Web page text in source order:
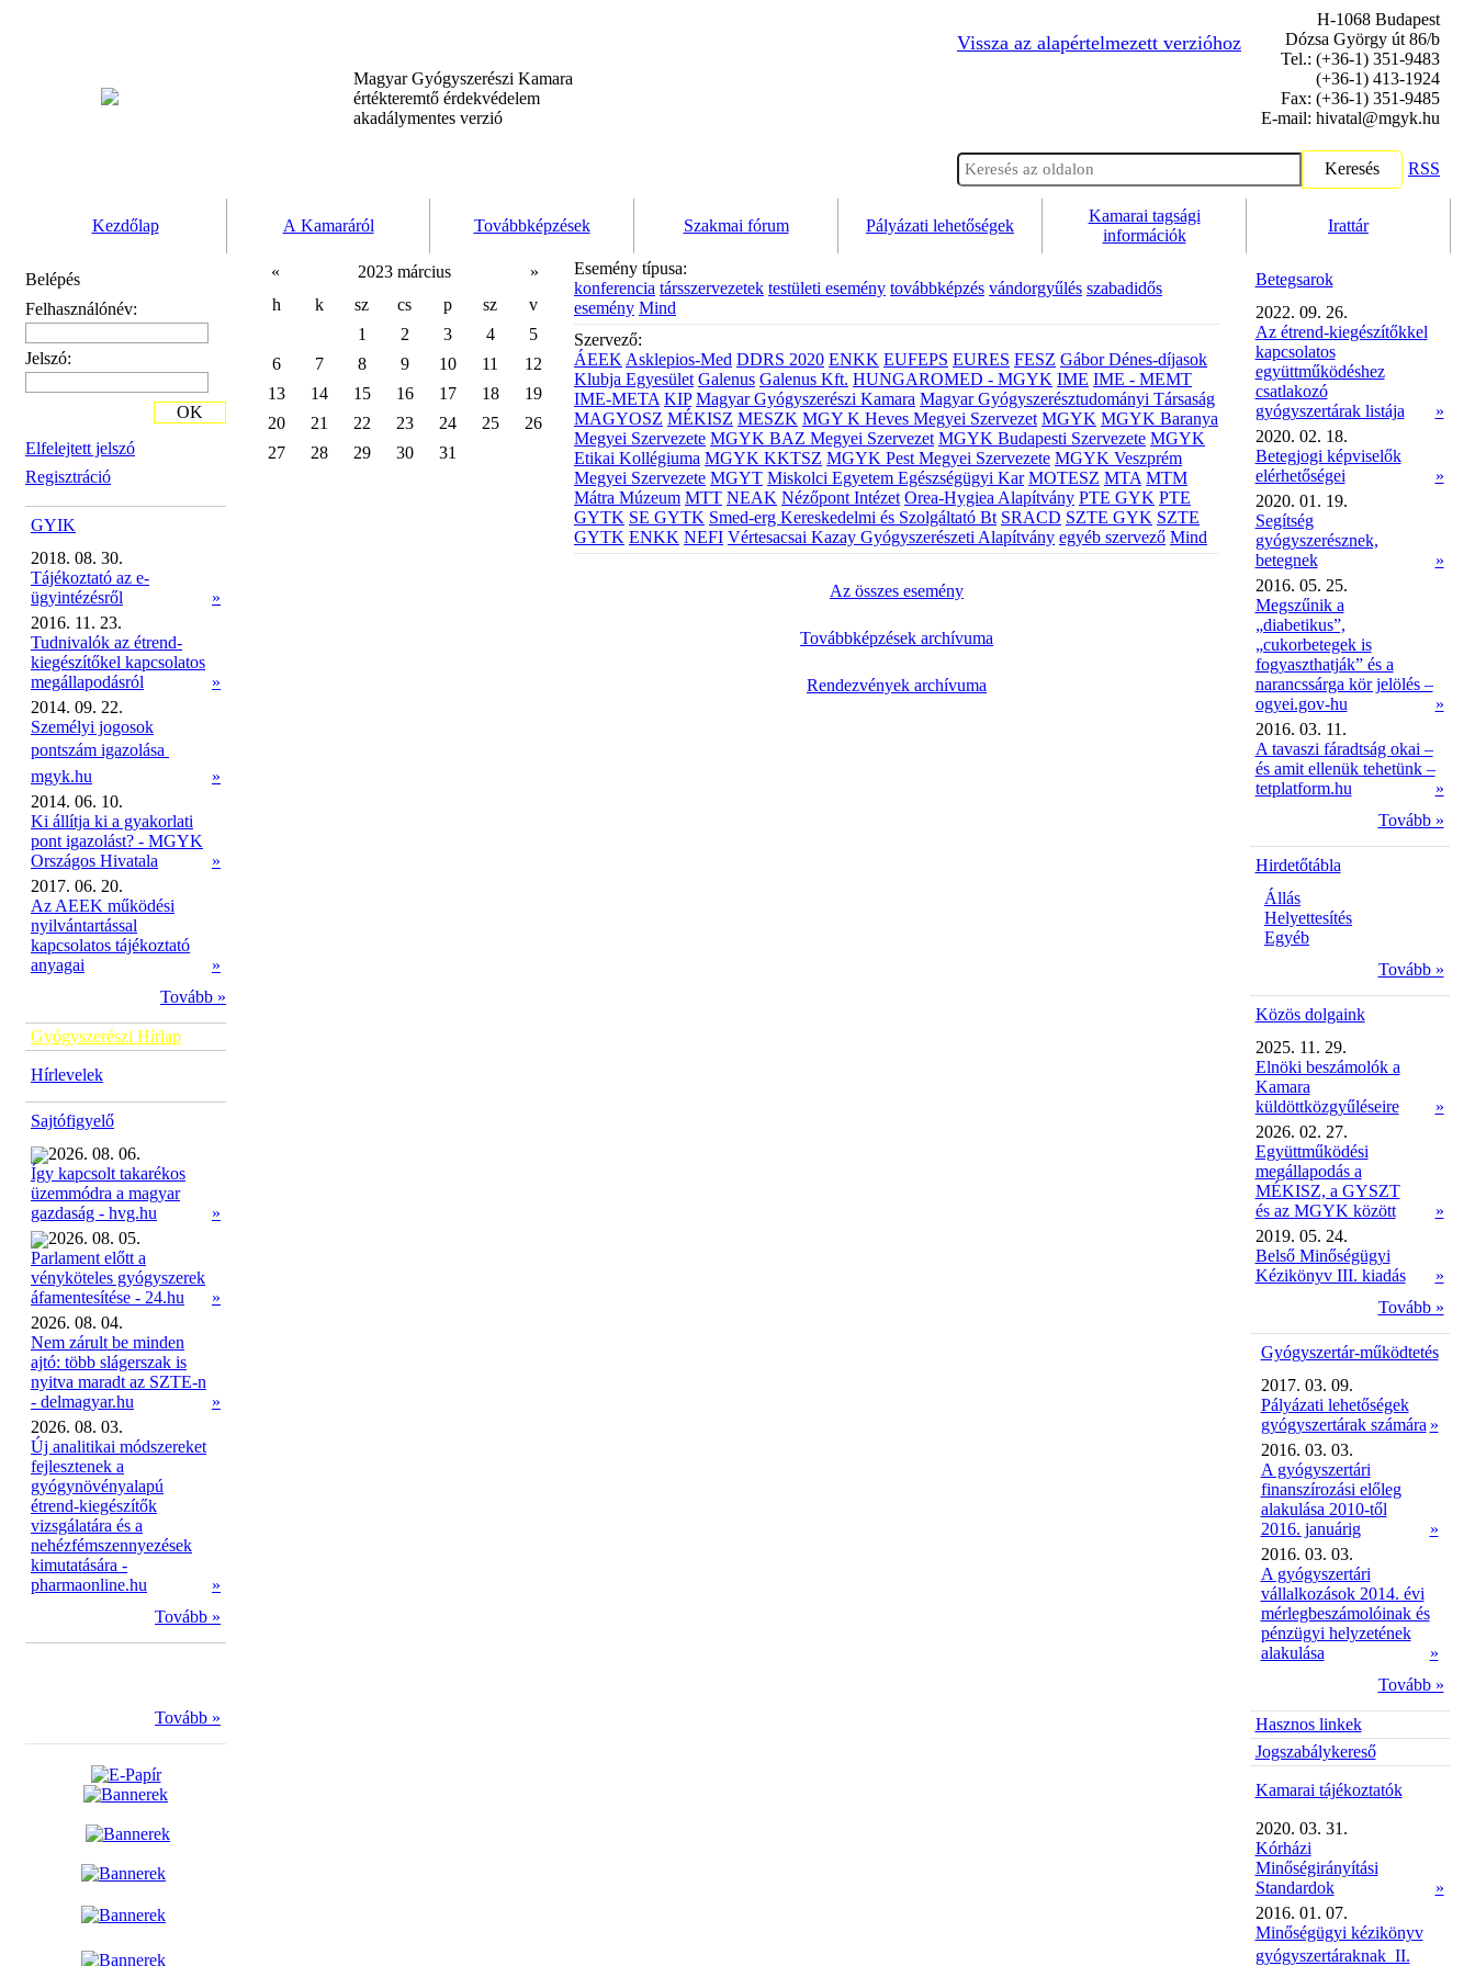
Magyar Gyógyszerészi Kamara
értékteremtő érdekvédelem
akadálymentes verzió
Vissza az alapértelmezett verzióhoz
H-1068 Budapest
Dózsa György út 86/b
Tel.: (+36-1) 351-9483
(+36-1) 413-1924
Fax: (+36-1) 351-9485
E-mail: hivatal@mgyk.hu
Keresés RSS
Kezdőlap A Kamaráról Továbbképzések Szakmai fórum Pályázati lehetőségek
Kamarai tagsági
információk
Irattár
Belépés
Felhasználónév:
Jelszó:
Elfelejtett jelszó
Regisztráció
OK
GYIK
2018. 08. 30.
Tájékoztató az e-
ügyintézésről
»
2016. 11. 23.
Tudnivalók az étrend-
kiegészítőkel kapcsolatos
megállapodásról
»
2014. 09. 22.
Személyi jogosok
pontszám igazolása 
mgyk.hu
»
2014. 06. 10.
Ki állítja ki a gyakorlati
pont igazolást? - MGYK
Országos Hivatala
»
2017. 06. 20.
Az AEEK működési
nyilvántartással
kapcsolatos tájékoztató
anyagai
»
Tovább »
Gyógyszerészi Hírlap
Hírlevelek
Sajtófigyelő
2026. 08. 06.
Így kapcsolt takarékos
üzemmódra a magyar
gazdaság - hvg.hu
»
2026. 08. 05.
Parlament előtt a
vényköteles gyógyszerek
áfamentesítése - 24.hu
»
2026. 08. 04.
Nem zárult be minden
ajtó: több slágerszak is
nyitva maradt az SZTE-n
- delmagyar.hu
»
2026. 08. 03.
Új analitikai módszereket
fejlesztenek a
gyógynövényalapú
étrend-kiegészítők
vizsgálatára és a
nehézfémszennyezések
kimutatására -
pharmaonline.hu
»
Tovább »
Tovább »
« 2023 március
»
h
k sz cs p sz
v
1
2 3 4
5
6
7 8 9 10 11
12
13
14 15 16 17 18
19
20
21 22 23 24 25
26
27
28 29 30 31
Esemény típusa:
konferencia társszervezetek testületi esemény továbbképzés vándorgyűlés szabadidős
esemény Mind
Szervező:
ÁEEK Asklepios-Med DDRS 2020 ENKK EUFEPS EURES FESZ Gábor Dénes-díjasok
Klubja Egyesület Galenus Galenus Kft. HUNGAROMED - MGYK IME IME - MEMT
IME-META KIP Magyar Gyógyszerészi Kamara Magyar Gyógyszerésztudományi Társaság
MAGYOSZ MÉKISZ MESZK MGY K Heves Megyei Szervezet MGYK MGYK Baranya
Megyei Szervezete MGYK BAZ Megyei Szervezet MGYK Budapesti Szervezete MGYK
Etikai Kollégiuma MGYK KKTSZ MGYK Pest Megyei Szervezete MGYK Veszprém
Megyei Szervezete MGYT Miskolci Egyetem Egészségügyi Kar MOTESZ MTA MTM
Mátra Múzeum MTT NEAK Nézőpont Intézet Orea-Hygiea Alapítvány PTE GYK PTE
GYTK SE GYTK Smed-erg Kereskedelmi és Szolgáltató Bt SRACD SZTE GYK SZTE
GYTK ENKK NEFI Vértesacsai Kazay Gyógyszerészeti Alapítvány egyéb szervező Mind
Az összes esemény
Továbbképzések archívuma
Rendezvények archívuma
Betegsarok
2022. 09. 26.
Az étrend-kiegészítőkkel
kapcsolatos
együttműködéshez
csatlakozó
gyógyszertárak listája
»
2020. 02. 18.
Betegjogi képviselők
elérhetőségei
»
2020. 01. 19.
Segítség
gyógyszerésznek,
betegnek
»
2016. 05. 25.
Megszűnik a
„diabetikus”,
„cukorbetegek is
fogyaszthatják” és a
narancssárga kör jelölés –
ogyei.gov-hu
»
2016. 03. 11.
A tavaszi fáradtság okai –
és amit ellenük tehetünk –
tetplatform.hu
»
Tovább »
Hirdetőtábla
Állás
Helyettesítés
Egyéb
Tovább »
Közös dolgaink
2025. 11. 29.
Elnöki beszámolók a
Kamara
küldöttközgyűléseire
»
2026. 02. 27.
Együttműködési
megállapodás a
MÉKISZ, a GYSZT
és az MGYK között
»
2019. 05. 24.
Belső Minőségügyi
Kézikönyv III. kiadás
»
Tovább »
Gyógyszertár-működtetés
2017. 03. 09.
Pályázati lehetőségek
gyógyszertárak számára »
2016. 03. 03.
A gyógyszertári
finanszírozási előleg
alakulása 2010-től
2016. januárig
»
2016. 03. 03.
A gyógyszertári
vállalkozások 2014. évi
mérlegbeszámolóinak és
pénzügyi helyzetének
alakulása
»
Tovább »
Hasznos linkek
Jogszabálykereső
Kamarai tájékoztatók
2020. 03. 31.
Kórházi
Minőségirányítási
Standardok
»
2016. 01. 07.
Minőségügyi kézikönyv
gyógyszertáraknak  II.